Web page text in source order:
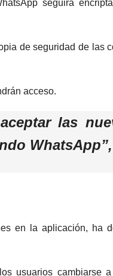
seguirá
de seguridad de las
acceso.
las
WhatsApp”,
en la aplicación, ha
usuarios cambiarse